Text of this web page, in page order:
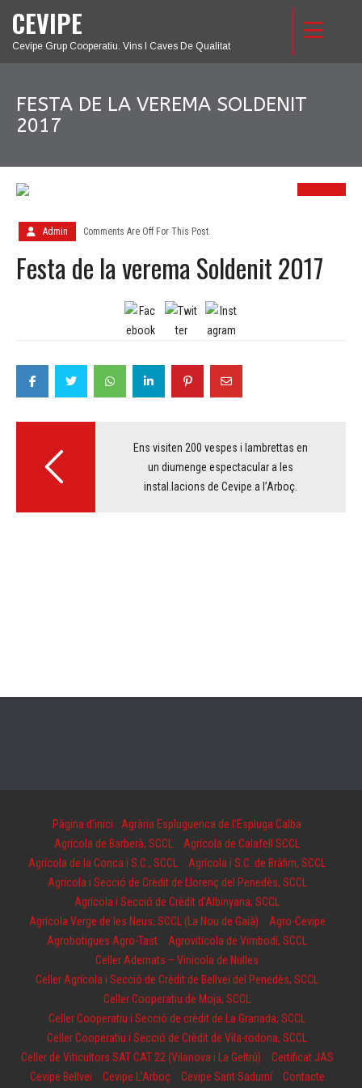
CEVIPE
Cevipe Grup Cooperatiu. Vins I Caves De Qualitat
FESTA DE LA VEREMA SOLDENIT
2017
09
Admin Comments Are Off For This Post.
Festa de la verema Soldenit 2017
Post
navigation
Ens visiten 200 vespes i lambrettas en
un diumenge espectacular a les
instal.lacions de Cevipe a l’Arboç.
Pàgina d'inici
Agrària Espluguenca de l’Espluga Calba
Agrícola de Barberà, SCCL
Agrícola de Calafell SCCL
Agrícola de la Conca i S.C., SCCL
Agrícola i S.C. de Bràfim, SCCL
Agrícola i Secció de Crèdit de Llorenç del Penedès, SCCL
Agrícola i Secció de Crèdit d’Albinyana, SCCL
Agrícola Verge de les Neus, SCCL (La Nou de Gaià)
Agro-Cevipe
Agrobotigues Agro-Tast
Agrovitícola de Vimbodí, SCCL
Celler Adernats – Vinícola de Nulles
Celler Agrícola i Secció de Crèdit de Bellvei del Penedès, SCCL
Celler Cooperatiu de Moja, SCCL
Celler Cooperatiu i Secció de crèdit de La Granada, SCCL
Celler Cooperatiu i Secció de Crèdit de Vila-rodona, SCCL
Celler de Viticultors SAT CAT 22 (Vilanova i La Geltrú)
Certificat JAS
Cevipe Bellvei
Cevipe L’Arboç Cevipe Sant Sadurní Contacte